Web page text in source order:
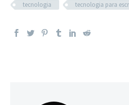
tecnologia
tecnologia para